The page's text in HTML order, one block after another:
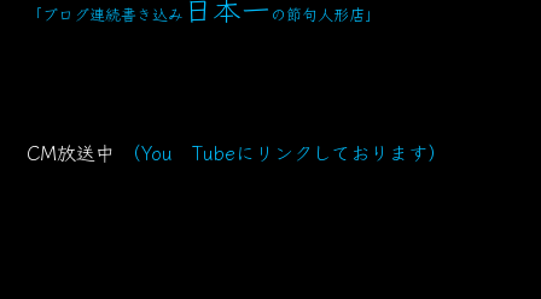
「ブログ連続書き込み の節句人形店」
CM放送中 （You Tubeにリンクしております）